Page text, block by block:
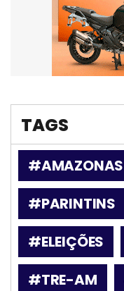
TAGS
#AMAZONAS
#PARINTINS
#ELEIÇÕES
#TRE-AM